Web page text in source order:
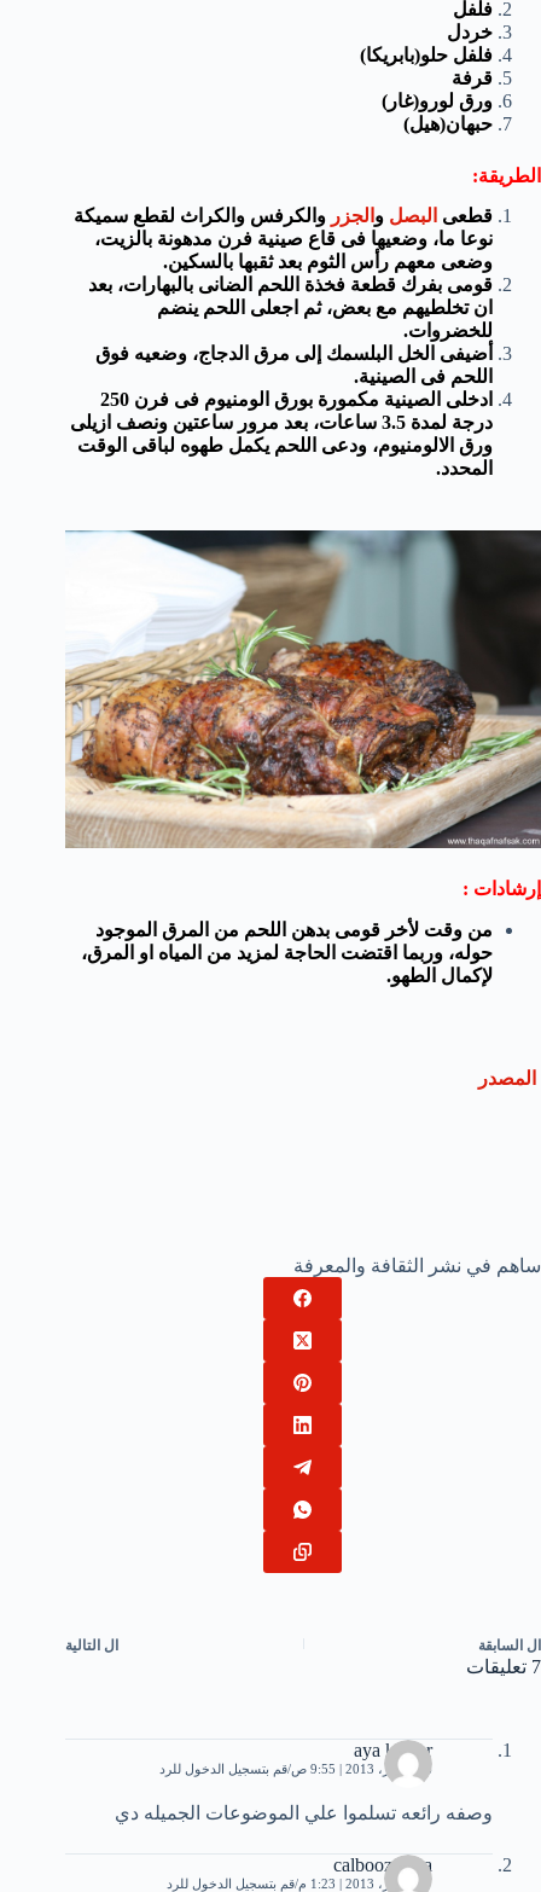
فلفل
خردل
فلفل حلو(بابريكا)
قرفة
ورق لورو(غار)
حبهان(هيل)
الطريقة:
قطعى البصل و الجزر والكرفس والكراث لقطع سميكة
نوعا ما، وضعيها فى قاع صينية فرن مدهونة بالزيت،
وضعى معهم رأس الثوم بعد ثقبها بالسكين.
قومى بفرك قطعة فخذة اللحم الضانى بالبهارات، بعد
ان تخلطيهم مع بعض، ثم اجعلى اللحم ينضم
للخضروات.
أضيفى الخل البلسمك إلى مرق الدجاج، وضعيه فوق
اللحم فى الصينية.
ادخلى الصينية مكمورة بورق الومنيوم فى فرن 250
درجة لمدة 3.5 ساعات، بعد مرور ساعتين ونصف ازيلى
ورق الالومنيوم، ودعى اللحم يكمل طهوه لباقى الوقت
المحدد.
إرشادات :
من وقت لأخر قومى بدهن اللحم من المرق الموجود
حوله، وربما اقتضت الحاجة لمزيد من المياه او المرق،
لإكمال الطهو.
المصدر
ساهم في نشر الثقافة والمعرفة
ال السابقة ال التالية
7 تعليقات
aya kamar
16 أكتوبر، 2013 | 9:55 ص قم بتسجيل الدخول للرد
وصفه رائعه تسلموا علي الموضوعات الجميله دي
calbooza ana
17 أكتوبر، 2013 | 1:23 م قم بتسجيل الدخول للرد